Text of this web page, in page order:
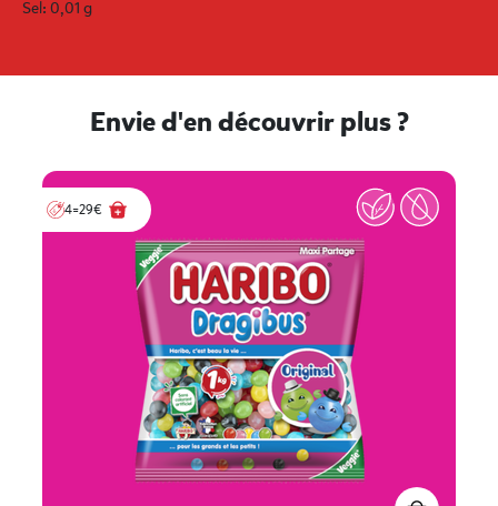
Sel: 0,01 g
Envie d'en découvrir plus ?
4=29€